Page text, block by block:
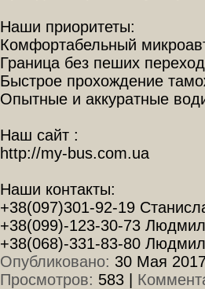
Наши приоритеты:
Комфортабельный
Граница без пеших
Быстрое прохождение
Опытные и аккуратные
Наш сайт :
http://my-bus.com.ua
Наши контакты:
+38(097)301-92-19
+38(099)-123-30-73
+38(068)-331-83-80
Опубликовано: 30 Мая
Просмотров: 583|